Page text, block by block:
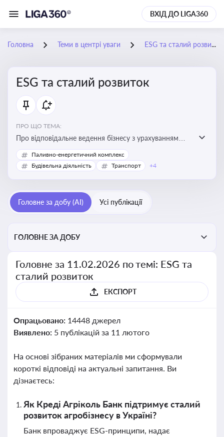
ВХІД ДО LIGA360
Головна Теми в центрі уваги ESG та сталий розвиток
ESG та сталий розвиток
ПРО ЩО ТЕМА:
Про відповідальне ведення бізнесу з урахуванням
екологічних, соціальних та управлінських факторів
для досягнення довгострокової сталості
Паливно-енергетичний комплекс
Будівельна діяльність
Транспорт +4
Головне за добу (AI) Усі публікації
ГОЛОВНЕ ЗА ДОБУ
Головне за 11.02.2026 по темі: ESG та
сталий розвиток
ЕКСПОРТ
Опрацьовано: 14448 джерел
Виявлено: 5 публікацій за 11 лютого
На основі зібраних матеріалів ми сформували
короткі відповіді на актуальні запитання. Ви
дізнаєтесь:
Як Креді Агріколь Банк підтримує сталий
розвиток агробізнесу в Україні?
Банк впроваджує ESG-принципи, надає